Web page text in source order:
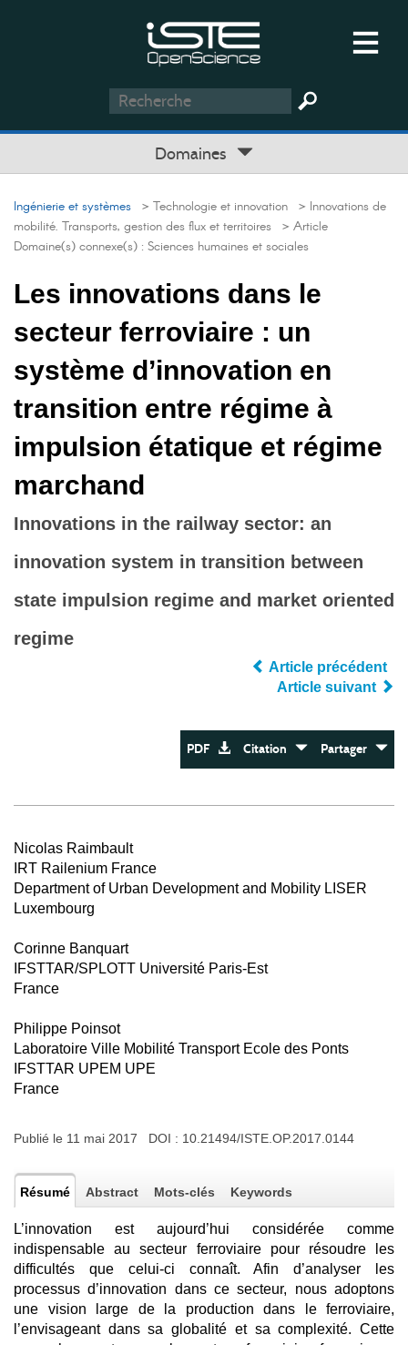
Domaines
Ingénierie et systèmes > Technologie et innovation > Innovations de
mobilité. Transports, gestion des flux et territoires > Article
Domaine(s) connexe(s) : Sciences humaines et sociales
Les innovations dans le
secteur ferroviaire : un
système d’innovation en
transition entre régime à
impulsion étatique et régime
marchand
Innovations in the railway sector: an
innovation system in transition between
state impulsion regime and market oriented
regime
Article précédent
Article suivant
PDF Citation Partager
Nicolas Raimbault
IRT Railenium France
Department of Urban Development and Mobility LISER
Luxembourg
Corinne Banquart
IFSTTAR/SPLOTT Université Paris-Est
France
Philippe Poinsot
Laboratoire Ville Mobilité Transport Ecole des Ponts
IFSTTAR UPEM UPE
France
Publié le 11 mai 2017 DOI : 10.21494/ISTE.OP.2017.0144
Résumé Abstract Mots-clés Keywords
L’innovation est aujourd’hui considérée comme
indispensable au secteur ferroviaire pour résoudre les
difficultés que celui-ci connaît. Afin d’analyser les
processus d’innovation dans ce secteur, nous adoptons
une vision large de la production dans le ferroviaire,
l’envisageant dans sa globalité et sa complexité. Cette